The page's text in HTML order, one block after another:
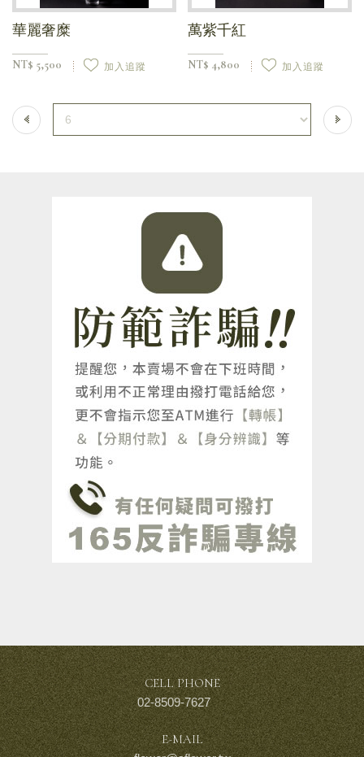
華麗奢糜
NT$ 5,500 加入追蹤
萬紫千紅
NT$ 4,800 加入追蹤
CELL PHONE
02-8509-7627
E-MAIL